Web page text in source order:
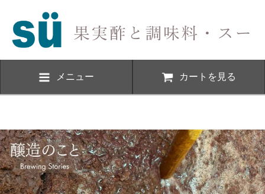
メニュー カートを見る